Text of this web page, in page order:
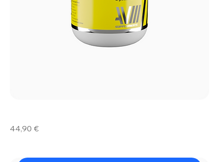
Evo
Prezzo
44,90 €